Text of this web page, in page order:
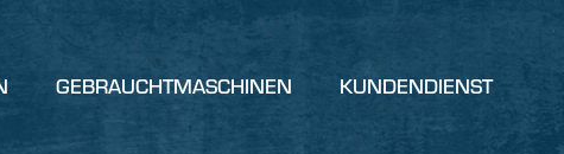
GEBRAUCHTMASCHINEN KUNDENDIENST